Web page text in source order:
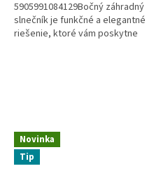
5905991084129Bočný záhradný
slnečník je funkčné a elegantné
riešenie, ktoré vám poskytne
Novinka
Tip